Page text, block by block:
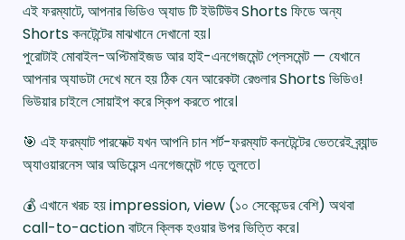
এই ফরম্যাটে, আপনার ভিডিও অ্যাড টি ইউটিউব Shorts ফিডে অন্য
Shorts কনটেন্টের মাঝখানে দেখানো হয়।
পুরোটাই মোবাইল-অপ্টিমাইজড আর হাই-এনগেজমেন্ট প্লেসমেন্ট — যেখানে
আপনার অ্যাডটা দেখে মনে হয় ঠিক যেন আরেকটা রেগুলার Shorts ভিডিও!
ভিউয়ার চাইলে সোয়াইপ করে স্কিপ করতে পারে।
🎯 এই ফরম্যাট পারফেক্ট যখন আপনি চান শর্ট-ফরম্যাট কনটেন্টের ভেতরেই ব্র্যান্ড
অ্যাওয়ারনেস আর অডিয়েন্স এনগেজমেন্ট গড়ে তুলতে।
💰 এখানে খরচ হয় impression, view (১০ সেকেন্ডের বেশি) অথবা
call-to-action বাটনে ক্লিক হওয়ার উপর ভিত্তি করে।